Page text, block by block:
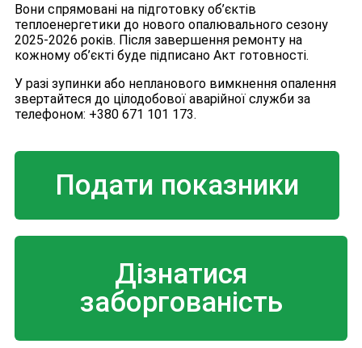
Вони спрямовані на підготовку об’єктів
теплоенергетики до нового опалювального сезону
2025-2026 років. Після завершення ремонту на
кожному об’єкті буде підписано Акт готовності.
У разі зупинки або непланового вимкнення опалення
звертайтеся до цілодобової аварійної служби за
телефоном: +380 671 101 173.
Подати показники
Дізнатися
заборгованість